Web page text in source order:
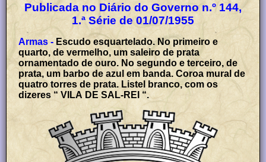
Publicada no Diário do Governo n.º 144,
1.ª Série de 01/07/1955
Armas - Escudo esquartelado. No primeiro e
quarto, de vermelho, um saleiro de prata
ornamentado de ouro. No segundo e terceiro, de
prata, um barbo de azul em banda. Coroa mural de
quatro torres de prata. Listel branco, com os
dizeres “ VILA DE SAL-REI “.